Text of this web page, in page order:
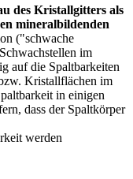
des Kristallgitters als
mineralbildenden
("schwache
im
auf die Spaltbarkeiten
Kristallflächen im
in einigen
dass der Spaltkörper
werden